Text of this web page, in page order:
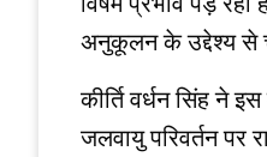
विषम प्रभाव पड़
अनुकूलन के उद्देश्य से
कीर्ति वर्धन सिंह ने
जलवायु परिवर्तन पर